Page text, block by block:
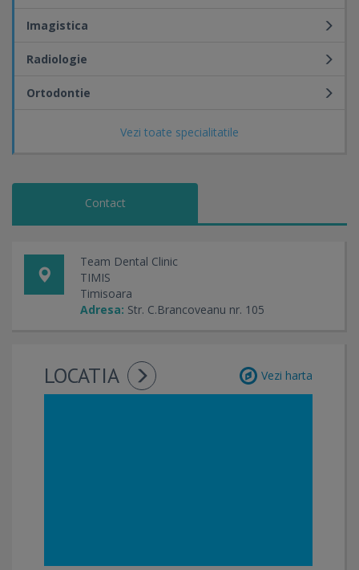
Vezi toate specialitatile
Imagistica
Radiologie
Ortodontie
Contact
Team Dental Clinic
TIMIS
Timisoara
Adresa: Str. C.Brancoveanu nr. 105
LOCATIA Vezi harta